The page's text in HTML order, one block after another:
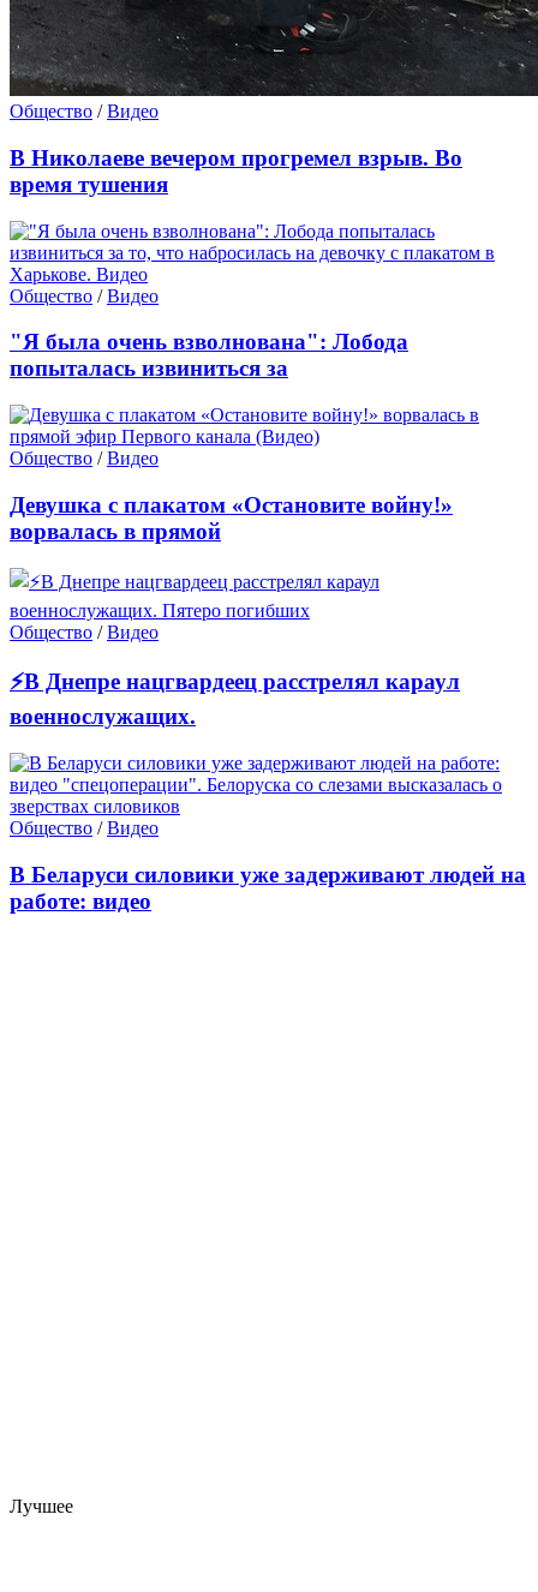
Общество /Видео
В Николаеве вечером прогремел взрыв. Во
время тушения
Общество /Видео
"Я была очень взволнована": Лобода
попыталась извиниться за
Общество /Видео
Девушка с плакатом «Остановите войну!»
ворвалась в прямой
Общество /Видео
⚡В Днепре нацгвардеец расстрелял караул
военнослужащих.
Общество /Видео
В Беларуси силовики уже задерживают людей на
работе: видео
Лучшее